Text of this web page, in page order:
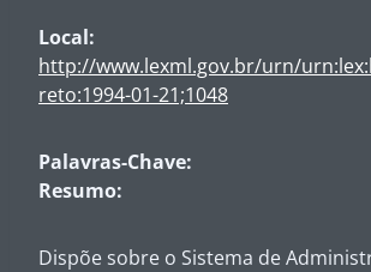
Local:
http://www.lexml.gov.br/urn/
reto:1994-01-21;1048
Palavras-Chave:
Resumo:
Dispõe sobre o Sistema de